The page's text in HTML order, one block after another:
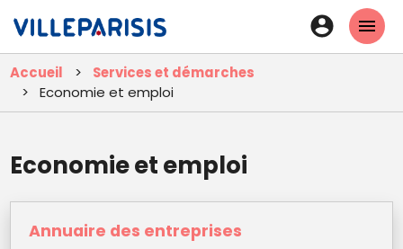
contenu
principal
En-
tête
Accueil
Services et démarches
Economie et emploi
Economie et emploi
Annuaire des entreprises